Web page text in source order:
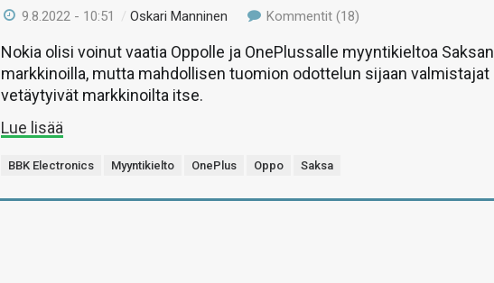
9.8.2022 - 10:51 /Oskari Manninen Kommentit (18)
Nokia olisi voinut vaatia Oppolle ja OnePlussalle myyntikieltoa Saksan
markkinoilla, mutta mahdollisen tuomion odottelun sijaan valmistajat
vetäytyivät markkinoilta itse.
Lue lisää
BBK Electronics Myyntikielto OnePlus Oppo Saksa